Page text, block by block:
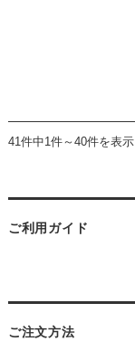
41件中1件～40件を表示
ご利用ガイド
ご注文方法